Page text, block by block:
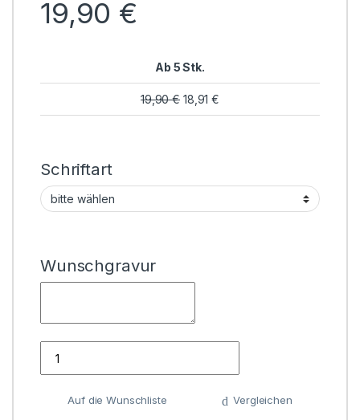
19,90 €
Ab 5 Stk.
19,90€ 18,91€
Schriftart
Wunschgravur
Auf die Wunschliste Vergleichen